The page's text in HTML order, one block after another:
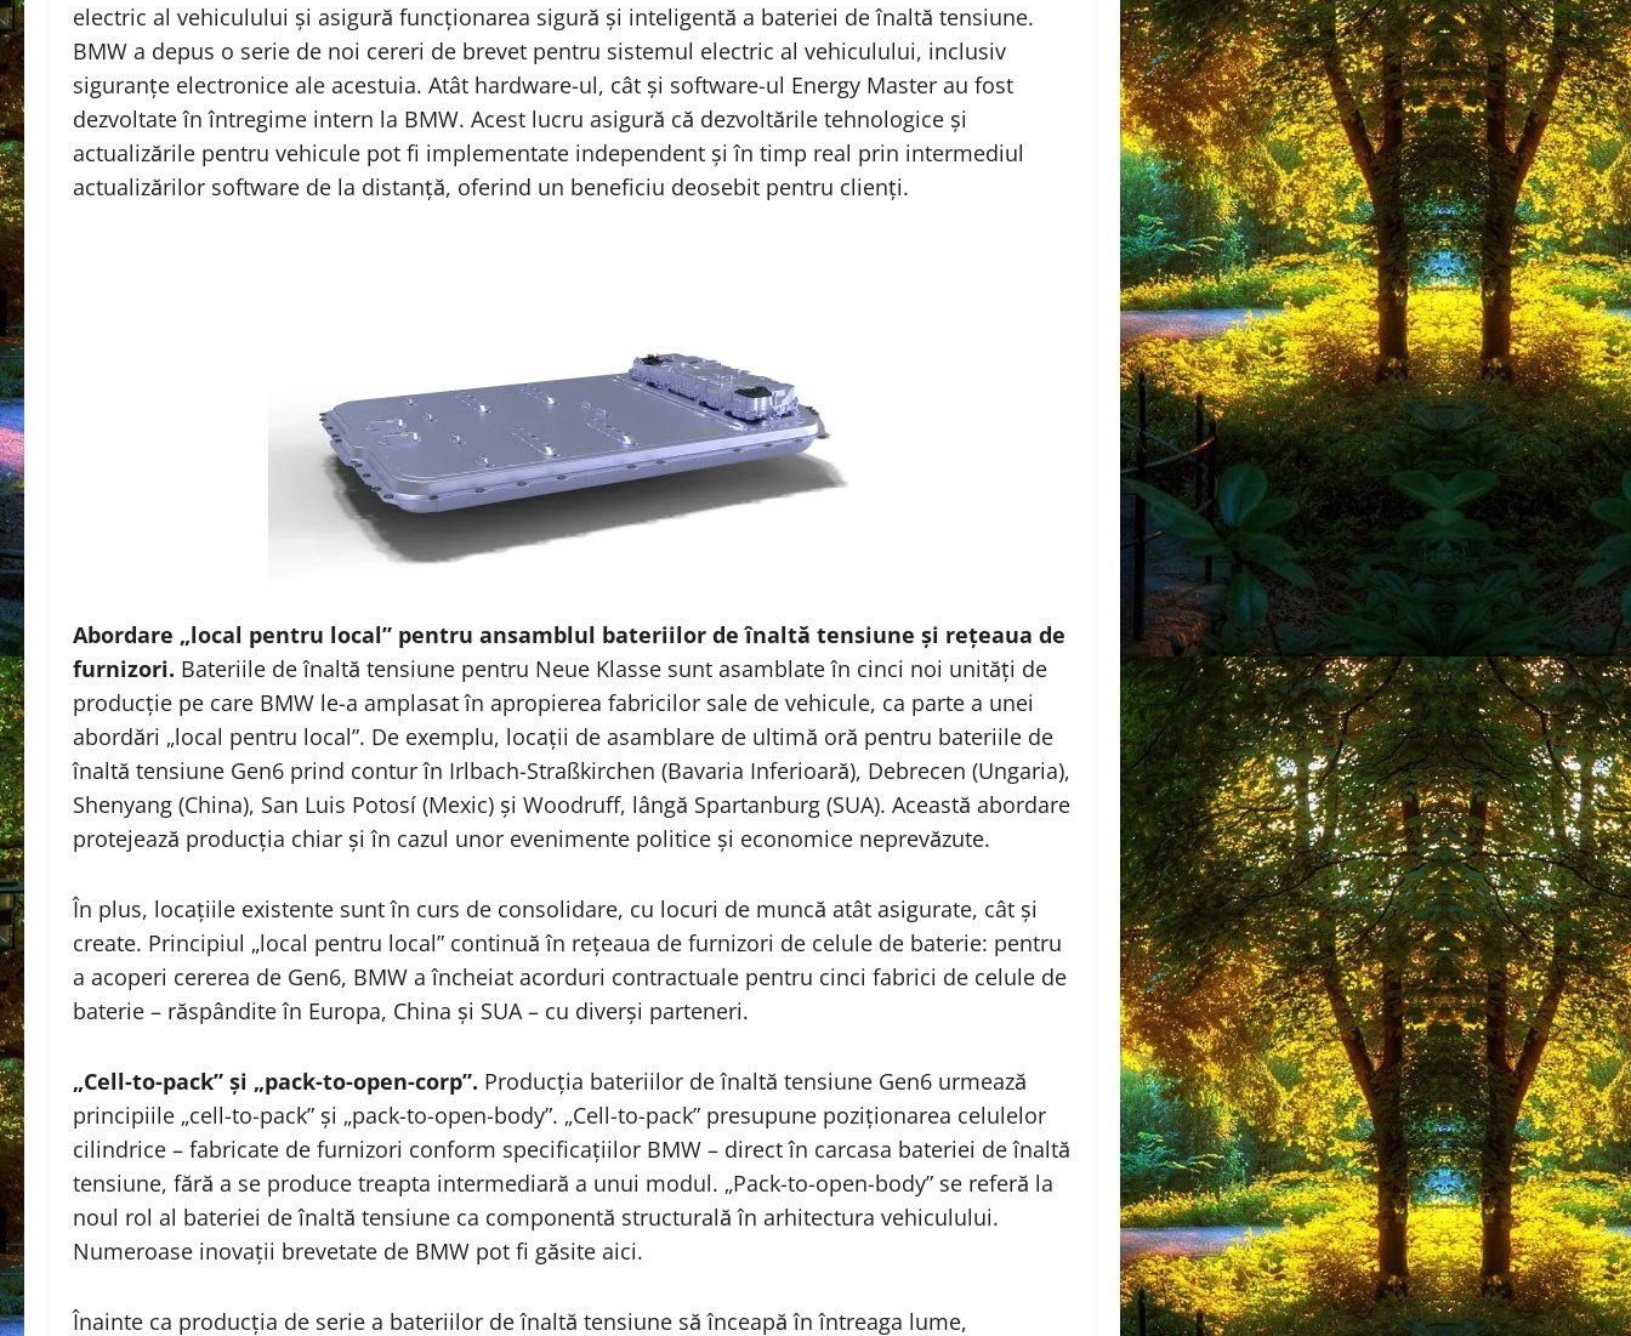
electric al vehiculului și asigură funcționarea sigură și inteligentă a bateriei de înaltă tensiune.
BMW a depus o serie de noi cereri de brevet pentru sistemul electric al vehiculului, inclusiv
siguranțe electronice ale acestuia. Atât hardware-ul, cât și software-ul Energy Master au fost
dezvoltate în întregime intern la BMW. Acest lucru asigură că dezvoltările tehnologice și
actualizările pentru vehicule pot fi implementate independent și în timp real prin intermediul
actualizărilor software de la distanță, oferind un beneficiu deosebit pentru clienți.
Abordare „local pentru local” pentru ansamblul bateriilor de înaltă tensiune și rețeaua de
furnizori. Bateriile de înaltă tensiune pentru Neue Klasse sunt asamblate în cinci noi unități de
producție pe care BMW le-a amplasat în apropierea fabricilor sale de vehicule, ca parte a unei
abordări „local pentru local”. De exemplu, locații de asamblare de ultimă oră pentru bateriile de
înaltă tensiune Gen6 prind contur în Irlbach-Straßkirchen (Bavaria Inferioară), Debrecen (Ungaria),
Shenyang (China), San Luis Potosí (Mexic) și Woodruff, lângă Spartanburg (SUA). Această abordare
protejează producția chiar și în cazul unor evenimente politice și economice neprevăzute.
În plus, locațiile existente sunt în curs de consolidare, cu locuri de muncă atât asigurate, cât și
create. Principiul „local pentru local” continuă în rețeaua de furnizori de celule de baterie: pentru
a acoperi cererea de Gen6, BMW a încheiat acorduri contractuale pentru cinci fabrici de celule de
baterie – răspândite în Europa, China și SUA – cu diverși parteneri.
„Cell-to-pack” și „pack-to-open-corp”. Producția bateriilor de înaltă tensiune Gen6 urmează
principiile „cell-to-pack” și „pack-to-open-body”. „Cell-to-pack” presupune poziționarea celulelor
cilindrice – fabricate de furnizori conform specificațiilor BMW – direct în carcasa bateriei de înaltă
tensiune, fără a se produce treapta intermediară a unui modul. „Pack-to-open-body” se referă la
noul rol al bateriei de înaltă tensiune ca componentă structurală în arhitectura vehiculului.
Numeroase inovații brevetate de BMW pot fi găsite aici.
Înainte ca producția de serie a bateriilor de înaltă tensiune să înceapă în întreaga lume,